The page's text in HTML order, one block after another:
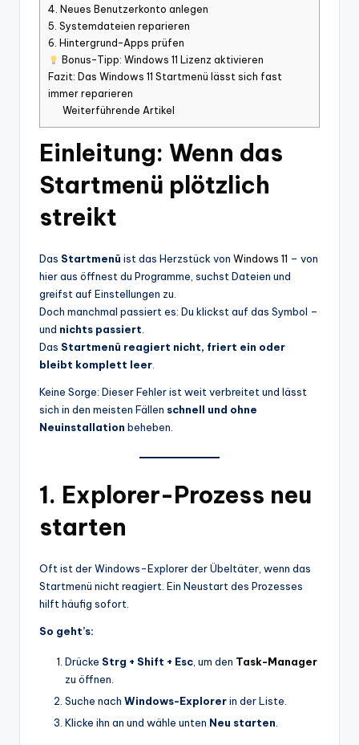
4. Neues Benutzerkonto anlegen
5. Systemdateien reparieren
6. Hintergrund-Apps prüfen
Bonus-Tipp: Windows 11 Lizenz aktivieren
Fazit: Das Windows 11 Startmenü lässt sich fast
immer reparieren
Weiterführende Artikel
Einleitung: Wenn das
Startmenü plötzlich
streikt
Das Startmenü ist das Herzstück von Windows 11 – von
hier aus öffnest du Programme, suchst Dateien und
greifst auf Einstellungen zu.
Doch manchmal passiert es: Du klickst auf das Symbol –
und nichts passiert.
Das Startmenü reagiert nicht, friert ein oder
bleibt komplett leer.
Keine Sorge: Dieser Fehler ist weit verbreitet und lässt
sich in den meisten Fällen schnell und ohne
Neuinstallation beheben.
1. Explorer-Prozess neu
starten
Oft ist der Windows-Explorer der Übeltäter, wenn das
Startmenü nicht reagiert. Ein Neustart des Prozesses
hilft häufig sofort.
So geht’s:
Drücke Strg + Shift + Esc , um den Task-Manager
zu öffnen.
Suche nach Windows-Explorerin der Liste.
Klicke ihn an und wähle unten Neu starten